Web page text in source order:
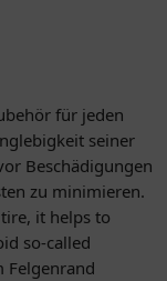
für jeden
seiner
Beschädigungen
zu minimieren.
it helps to
so-called
Felgenrand